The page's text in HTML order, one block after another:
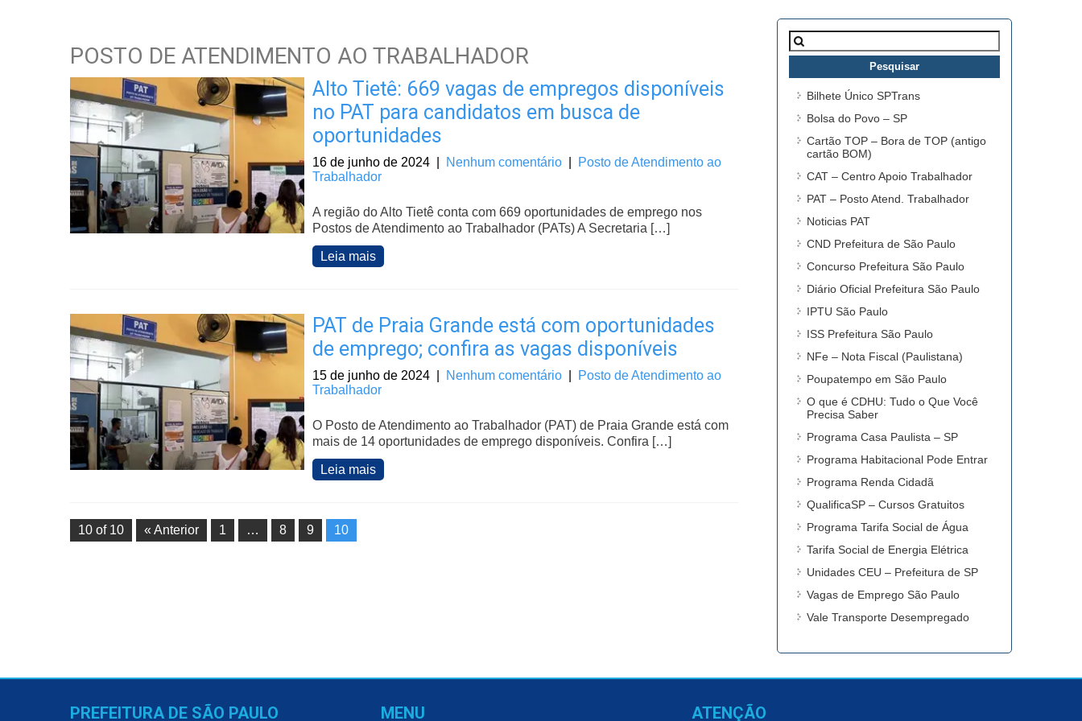
POSTO DE ATENDIMENTO AO TRABALHADOR
Alto Tietê: 669 vagas de empregos disponíveis
no PAT para candidatos em busca de
oportunidades
16 de junho de 2024 Nenhum comentário
Posto de Atendimento ao
Trabalhador
A região do Alto Tietê conta com 669 oportunidades de emprego nos
Postos de Atendimento ao Trabalhador (PATs) A Secretaria […]
Leia mais
PAT de Praia Grande está com oportunidades
de emprego; confira as vagas disponíveis
15 de junho de 2024 Nenhum comentário
Posto de Atendimento ao
Trabalhador
O Posto de Atendimento ao Trabalhador (PAT) de Praia Grande está com
mais de 14 oportunidades de emprego disponíveis. Confira […]
Leia mais
10 of 10 « Anterior 1 … 8 9 10
Pesquisar
por:
Bilhete Único SPTrans
Bolsa do Povo – SP
Cartão TOP – Bora de TOP (antigo
cartão BOM)
CAT – Centro Apoio Trabalhador
PAT – Posto Atend. Trabalhador
Noticias PAT
CND Prefeitura de São Paulo
Concurso Prefeitura São Paulo
Diário Oficial Prefeitura São Paulo
IPTU São Paulo
ISS Prefeitura São Paulo
NFe – Nota Fiscal (Paulistana)
Poupatempo em São Paulo
O que é CDHU: Tudo o Que Você
Precisa Saber
Programa Casa Paulista – SP
Programa Habitacional Pode Entrar
Programa Renda Cidadã
QualificaSP – Cursos Gratuitos
Programa Tarifa Social de Água
Tarifa Social de Energia Elétrica
Unidades CEU – Prefeitura de SP
Vagas de Emprego São Paulo
Vale Transporte Desempregado
PREFEITURA DE SÃO PAULO MENU ATENÇÃO